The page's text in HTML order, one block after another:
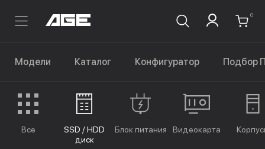
0
Модели Каталог Конфигуратор Подбор
Все
SSD / HDD
диск
Блок питания Видеокарта